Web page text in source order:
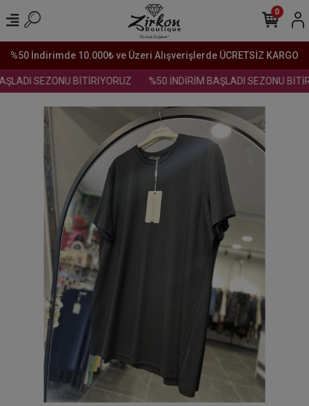
%50 İndirimde 10.000₺ ve Üzeri Alışverişlerde ÜCRETSİZ KARGO
SEZONU BİTİRİYORUZ %50 İNDİRİM BAŞLADI SEZONU
0